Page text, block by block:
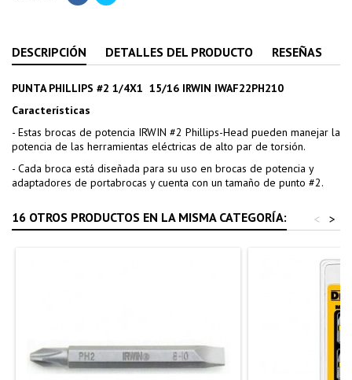
DESCRIPCIÓN DETALLES DEL PRODUCTO RESEÑAS
PUNTA PHILLIPS #2 1/4X1 15/16 IRWIN IWAF22PH210
Características
- Estas brocas de potencia IRWIN #2 Phillips-Head pueden manejar la
potencia de las herramientas eléctricas de alto par de torsión.
- Cada broca está diseñada para su uso en brocas de potencia y
adaptadores de portabrocas y cuenta con un tamaño de punto #2.
16 OTROS PRODUCTOS EN LA MISMA CATEGORÍA: >
<